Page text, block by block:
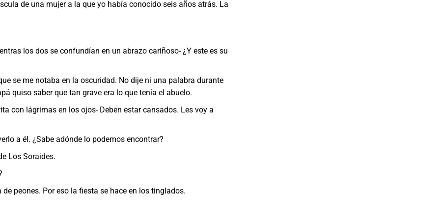
de una mujer a la que yo había conocido seis años atrás. La
dos se confundían en un abrazo cariñoso- ¿Y este es su
me notaba en la oscuridad. No dije ni una palabra durante
quiso saber que tan grave era lo que tenía el abuelo.
lágrimas en los ojos- Deben estar cansados. Les voy a
él. ¿Sabe adónde lo podemos encontrar?
Soraides.
Por eso la fiesta se hace en los tinglados.